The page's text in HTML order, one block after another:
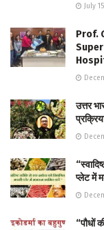
July
Prof.
उत्तर
प्लेट में
“पौधों